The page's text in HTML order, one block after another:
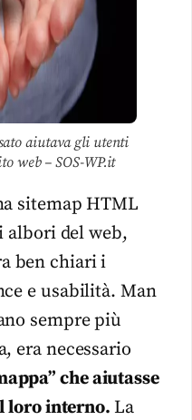
aiutava gli utenti
web – SOS-WP.it
sitemap HTML
albori del web,
ben chiari i
e usabilità. Man
sempre più
era necessario
che aiutasse
loro interno. La